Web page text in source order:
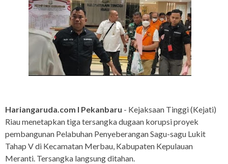
Hariangaruda.com I Pekanbaru - Kejaksaan Tinggi (Kejati)
Riau menetapkan tiga tersangka dugaan korupsi proyek
pembangunan Pelabuhan Penyeberangan Sagu-sagu Lukit
Tahap V di Kecamatan Merbau, Kabupaten Kepulauan
Meranti. Tersangka langsung ditahan.